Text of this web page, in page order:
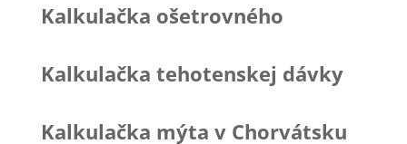
Kalkulačka ošetrovného
Kalkulačka tehotenskej dávky
Kalkulačka mýta v Chorvátsku